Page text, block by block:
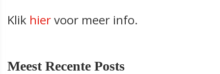
Klik hiervoor meer info.
Meest Recente Posts